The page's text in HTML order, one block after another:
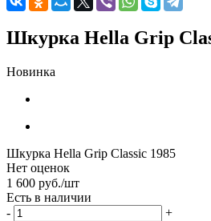
Шкурка Hella Grip
Новинка
Шкурка Hella Grip Classic 1985
Нет оценок
1 600 руб./шт
Есть в наличии
-
+